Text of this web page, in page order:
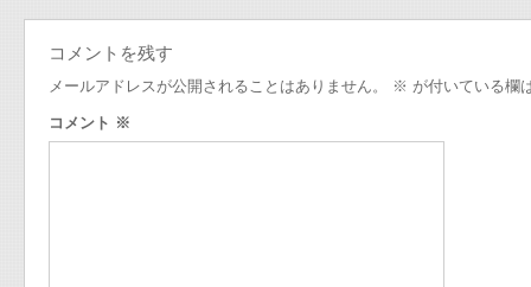
コメントを残す
メールアドレスが公開されることはありません。 ※ が付いている欄
コメント ※